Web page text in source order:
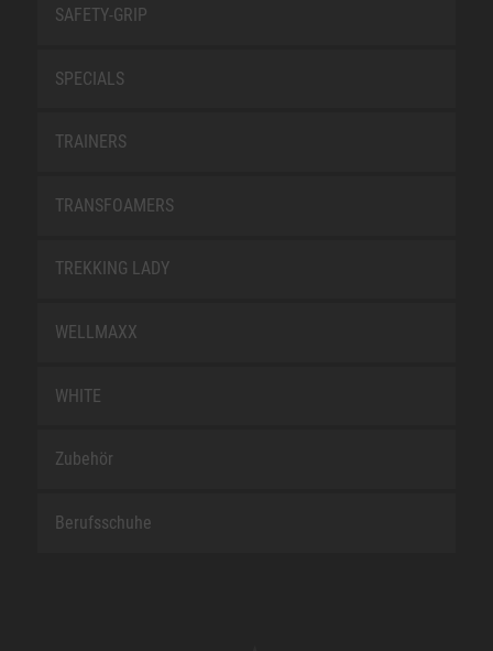
SAFETY-GRIP
SPECIALS
TRAINERS
TRANSFOAMERS
TREKKING LADY
WELLMAXX
WHITE
Zubehör
Berufsschuhe